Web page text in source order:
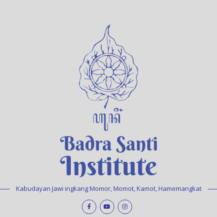
Kabudayan Jawi ingkang Momor, Momot, Kamot, Hamemangkat